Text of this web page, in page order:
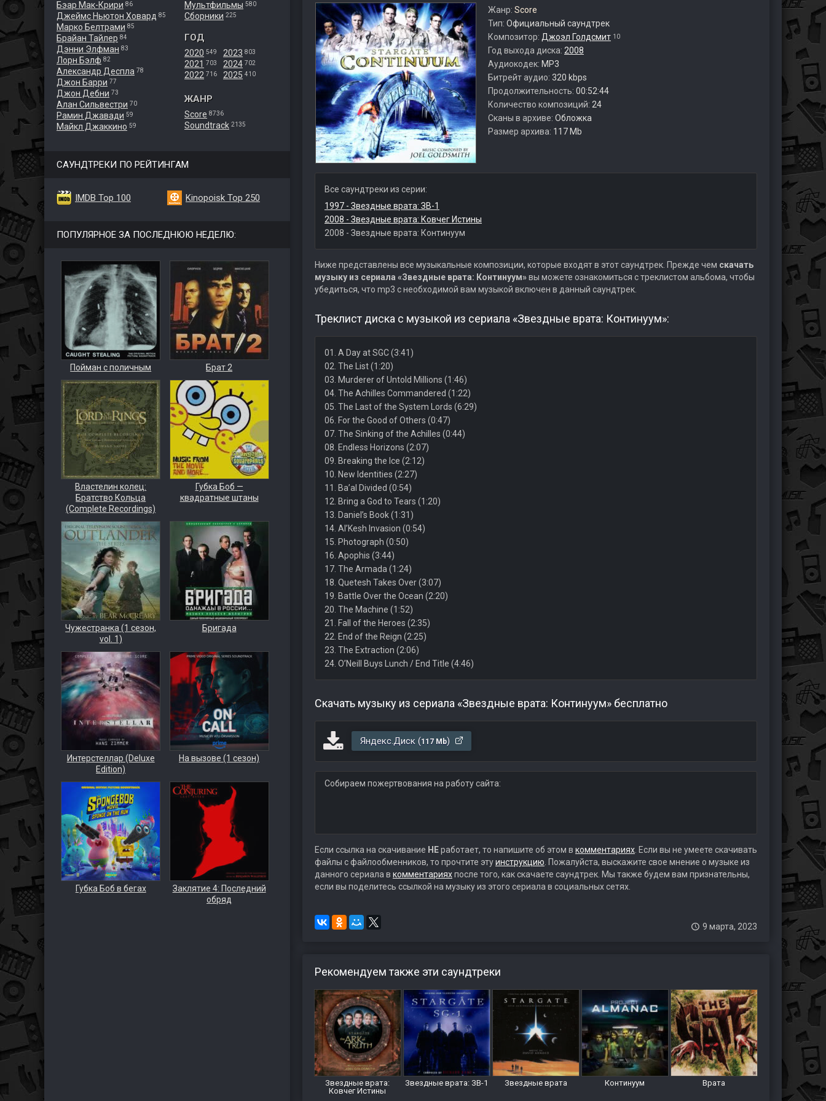
Бэар Мак-Крири 86
Джеймс Ньютон Ховард 85
Марко Белтрами 85
Брайан Тайлер 84
Дэнни Элфман 83
Лорн Бэлф 82
Александр Деспла 78
Джон Барри 77
Джон Дебни 73
Алан Сильвестри 70
Рамин Джавади 59
Майкл Джаккино 59
Мультфильмы 580
Сборники 225
ГОД
2020 549
2021 703
2022 716
2023 803
2024 702
2025 410
ЖАНР
Score 8736
Soundtrack 2135
САУНДТРЕКИ ПО РЕЙТИНГАМ
IMDB Top 100 Kinopoisk Top 250
ПОПУЛЯРНОЕ ЗА ПОСЛЕДНЮЮ НЕДЕЛЮ:
Пойман с поличным Брат 2
Властелин колец:
Братство Кольца
(Complete Recordings)
Губка Боб —
квадратные штаны
Чужестранка (1 сезон,
vol. 1)
Бригада
Интерстеллар (Deluxe
Edition)
На вызове (1 сезон)
Губка Боб в бегах
Заклятие 4: Последний
обряд
Жанр: Score
Тип: Официальный саундтрек
Композитор: Джоэл Голдсмит 10
Год выхода диска: 2008
Аудиокодек: MP3
Битрейт аудио: 320 kbps
Продолжительность: 00:52:44
Количество композиций: 24
Сканы в архиве: Обложка
Размер архива: 117 Mb
Все саундтреки из серии:
1997 - Звездные врата: ЗВ-1
2008 - Звездные врата: Ковчег Истины
2008 - Звездные врата: Континуум
Ниже представлены все музыкальные композиции, которые входят в этот саундтрек. Прежде чем скачать
музыку из сериала «Звездные врата: Континуум»вы можете ознакомиться с треклистом альбома, чтобы
убедиться, что mp3 с необходимой вам музыкой включен в данный саундтрек.
Треклист диска с музыкой из сериала «Звездные врата: Континуум»:
01. A Day at SGC (3:41)
02. The List (1:20)
03. Murderer of Untold Millions (1:46)
04. The Achilles Commandered (1:22)
05. The Last of the System Lords (6:29)
06. For the Good of Others (0:47)
07. The Sinking of the Achilles (0:44)
08. Endless Horizons (2:07)
09. Breaking the Ice (2:12)
10. New Identities (2:27)
11. Ba’al Divided (0:54)
12. Bring a God to Tears (1:20)
13. Daniel’s Book (1:31)
14. Al’Kesh Invasion (0:54)
15. Photograph (0:50)
16. Apophis (3:44)
17. The Armada (1:24)
18. Quetesh Takes Over (3:07)
19. Battle Over the Ocean (2:20)
20. The Machine (1:52)
21. Fall of the Heroes (2:35)
22. End of the Reign (2:25)
23. The Extraction (2:06)
24. O’Neill Buys Lunch / End Title (4:46)
Скачать музыку из сериала «Звездные врата: Континуум» бесплатно
Яндекс.Диск (117 Mb)
Собираем пожертвования на работу сайта:
Если ссылка на скачивание НЕработает, то напишите об этом в комментариях. Если вы не умеете скачивать
файлы с файлообменников, то прочтите этуинструкцию . Пожалуйста, выскажите свое мнение о музыке из
данного сериала в комментарияхпосле того, как скачаете саундтрек. Мы также будем вам признательны,
если вы поделитесь ссылкой на музыку из этого сериала в социальных сетях.
9 марта, 2023
Рекомендуем также эти саундтреки
Звездные врата:
Ковчег Истины
Звездные врата: ЗВ-1 Звездные врата Континуум Врата